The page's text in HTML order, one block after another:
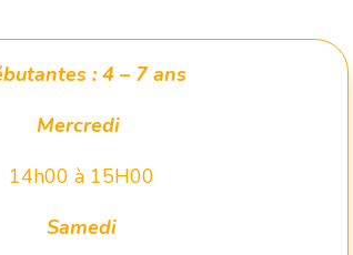
: 4 – 7 ans
Mercredi
14h00 à 15H00
Samedi